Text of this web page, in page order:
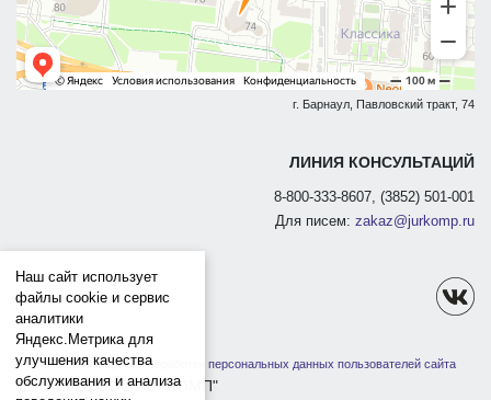
г. Барнаул, Павловский тракт, 74
ЛИНИЯ КОНСУЛЬТАЦИЙ
8-800-333-8607, (3852) 501-001
Для писем: zakaz@jurkomp.ru
Политика защиты и обработки персональных данных пользователей сайта
1991-2026 ООО "ЮРКОМП"
Наш сайт использует
файлы cookie и сервис
аналитики
Яндекс.Метрика для
улучшения качества
обслуживания и анализа